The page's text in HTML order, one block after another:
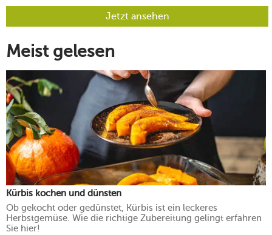
Jetzt ansehen
Meist gelesen
Kürbis kochen und dünsten
Ob gekocht oder gedünstet, Kürbis ist ein leckeres
Herbstgemüse. Wie die richtige Zubereitung gelingt erfahren
Sie hier!